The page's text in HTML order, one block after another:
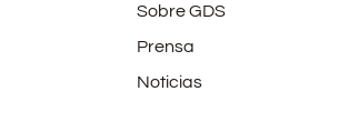
Sobre GDS
Prensa
Noticias